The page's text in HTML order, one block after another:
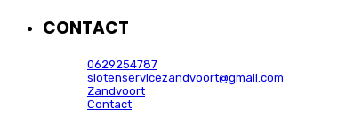
CONTACT
0629254787
slotenservicezandvoort@gmail.com
Zandvoort
Contact